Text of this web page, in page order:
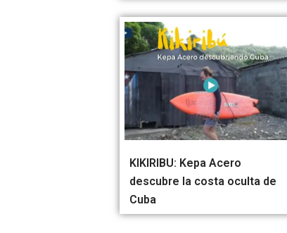
KIKIRIBU: Kepa Acero
descubre la costa oculta de
Cuba